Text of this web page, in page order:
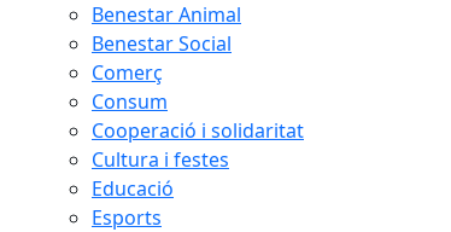
Benestar Animal
Benestar Social
Comerç
Consum
Cooperació i solidaritat
Cultura i festes
Educació
Esports